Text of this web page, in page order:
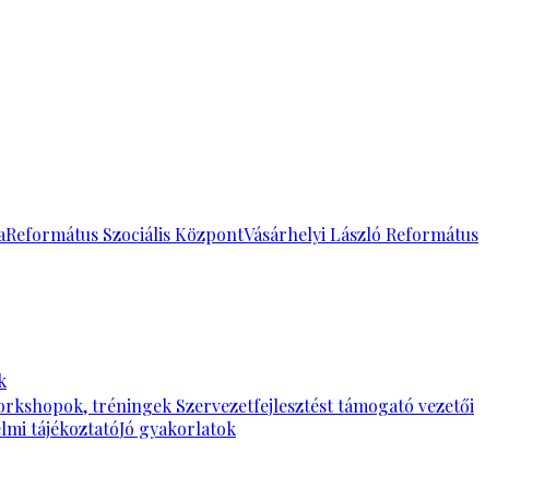
Református Szociális KözpontVásárhelyi László Református
tréningek Szervezetfejlesztést támogató vezetői
tájékoztatóJó gyakorlatok